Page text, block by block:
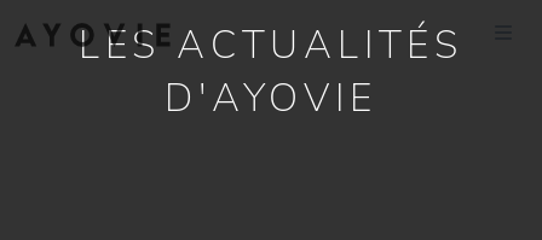
LES ACTUALITÉS
D'AYOVIE